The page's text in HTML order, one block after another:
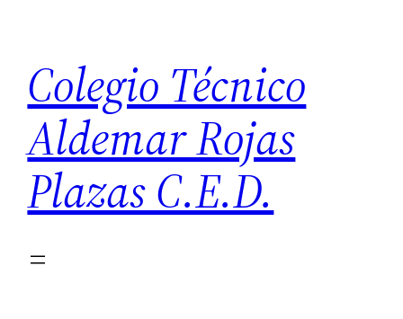
contenido
Colegio Técnico
Aldemar Rojas
Plazas C.E.D.